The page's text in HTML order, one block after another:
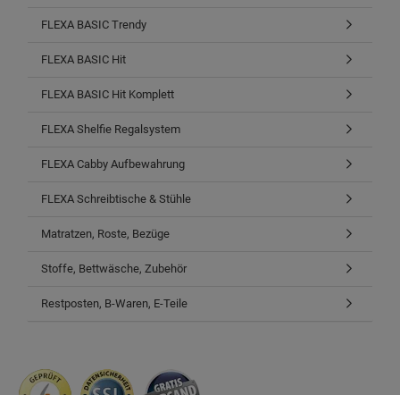
FLEXA BASIC Trendy
FLEXA BASIC Hit
FLEXA BASIC Hit Komplett
FLEXA Shelfie Regalsystem
FLEXA Cabby Aufbewahrung
FLEXA Schreibtische & Stühle
Matratzen, Roste, Bezüge
Stoffe, Bettwäsche, Zubehör
Restposten, B-Waren, E-Teile